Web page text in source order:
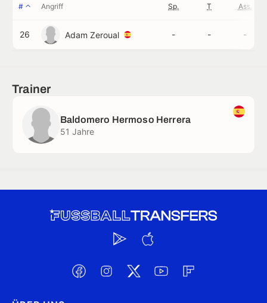
# Angriff Sp. T Ass.
26 Adam Zeroual - - -
Trainer
Baldomero Hermoso Herrera
51 Jahre